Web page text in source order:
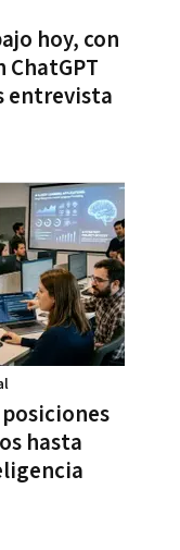
hoy, con
entrevista
hasta